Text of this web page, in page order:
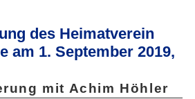
des Heimatverein
am 1. September 2019,
mit Achim Höhler